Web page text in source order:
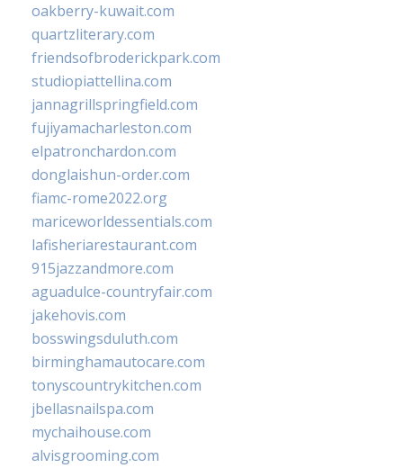
oakberry-kuwait.com
quartzliterary.com
friendsofbroderickpark.com
studiopiattellina.com
jannagrillspringfield.com
fujiyamacharleston.com
elpatronchardon.com
donglaishun-order.com
fiamc-rome2022.org
mariceworldessentials.com
lafisheriarestaurant.com
915jazzandmore.com
aguadulce-countryfair.com
jakehovis.com
bosswingsduluth.com
birminghamautocare.com
tonyscountrykitchen.com
jbellasnailspa.com
mychaihouse.com
alvisgrooming.com